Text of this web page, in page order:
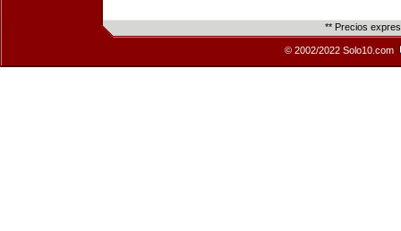
** Precios
© 2002/2022 Solo10.com